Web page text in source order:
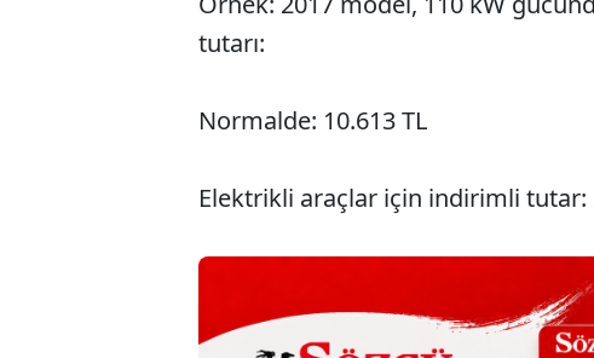
tutarı:
Normalde: 10.613 TL
Elektrikli araçlar için indirimli tutar: